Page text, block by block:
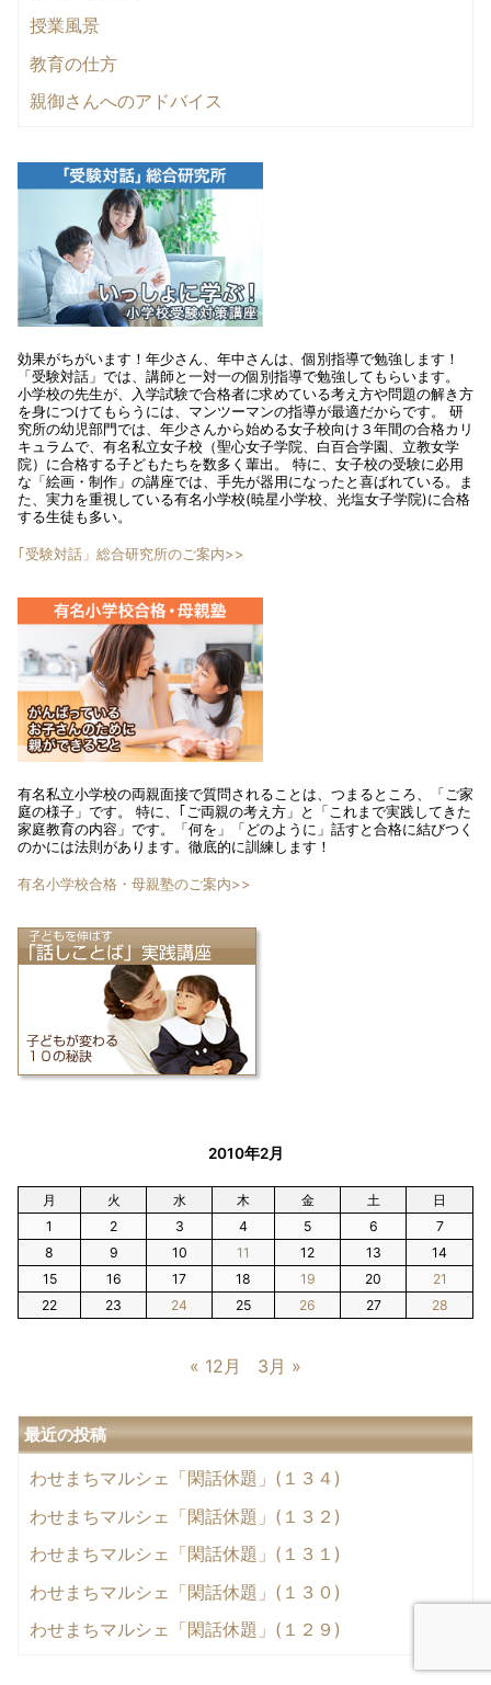
授業風景
教育の仕方
親御さんへのアドバイス
効果がちがいます！年少さん、年中さんは、個別指導で勉強します！
「受験対話」では、講師と一対一の個別指導で勉強してもらいます。
小学校の先生が、入学試験で合格者に求めている考え方や問題の解き方
を身につけてもらうには、マンツーマンの指導が最適だからです。 研
究所の幼児部門では、年少さんから始める女子校向け３年間の合格カリ
キュラムで、有名私立女子校（聖心女子学院、白百合学園、立教女学
院）に合格する子どもたちを数多く輩出。 特に、女子校の受験に必用
な「絵画・制作」の講座では、手先が器用になったと喜ばれている。ま
た、実力を重視している有名小学校(暁星小学校、光塩女子学院)に合格
する生徒も多い。
｢受験対話」総合研究所のご案内>>
有名私立小学校の両親面接で質問されることは、つまるところ、「ご家
庭の様子」です。 特に、｢ご両親の考え方」と「これまで実践してきた
家庭教育の内容」です。「何を」「どのように」話すと合格に結びつく
のかには法則があります。徹底的に訓練します！
有名小学校合格・母親塾のご案内>>
2010年2月
月 火 水 木 金 土
日
1
2 3 4 5 6
7
8
9 10 11 12 13
14
15
16 17 18 19 20
21
22
23 24 25 26 27 28
« 12月 3月 »
最近の投稿
わせまちマルシェ「閑話休題」(１３４)
わせまちマルシェ「閑話休題」(１３２)
わせまちマルシェ「閑話休題」(１３１)
わせまちマルシェ「閑話休題」(１３０)
わせまちマルシェ「閑話休題」(１２９)